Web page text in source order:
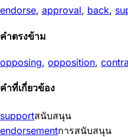
endorse, approval, back,
คำตรงข้าม
opposing, opposition,
คำที่เกี่ยวข้อง
supportสนับสนุน
endorsementการสนับสนุน